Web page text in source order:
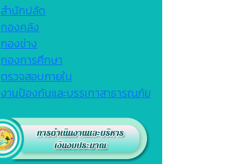
สำนักปลัด
กองคลัง
กองช่าง
กองการศึกษา
ตรวจสอบภายใน
งานป้องกันและบรรเทาสาธารณภัย